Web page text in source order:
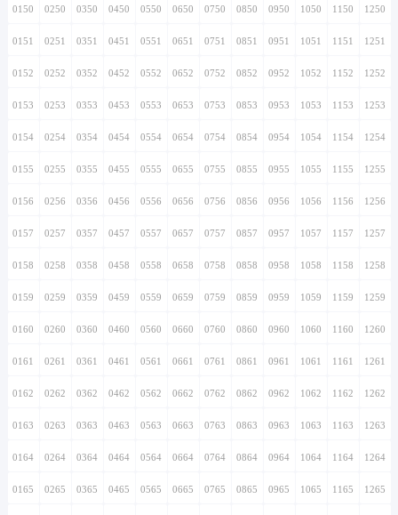
0150 0250 0350 0450 0550 0650 0750 0850 0950 1050 1150 1250
0151 0251 0351 0451 0551 0651 0751 0851 0951 1051 1151 1251
0152 0252 0352 0452 0552 0652 0752 0852 0952 1052 1152 1252
0153 0253 0353 0453 0553 0653 0753 0853 0953 1053 1153 1253
0154 0254 0354 0454 0554 0654 0754 0854 0954 1054 1154 1254
0155 0255 0355 0455 0555 0655 0755 0855 0955 1055 1155 1255
0156 0256 0356 0456 0556 0656 0756 0856 0956 1056 1156 1256
0157 0257 0357 0457 0557 0657 0757 0857 0957 1057 1157 1257
0158 0258 0358 0458 0558 0658 0758 0858 0958 1058 1158 1258
0159 0259 0359 0459 0559 0659 0759 0859 0959 1059 1159 1259
0160 0260 0360 0460 0560 0660 0760 0860 0960 1060 1160 1260
0161 0261 0361 0461 0561 0661 0761 0861 0961 1061 1161 1261
0162 0262 0362 0462 0562 0662 0762 0862 0962 1062 1162 1262
0163 0263 0363 0463 0563 0663 0763 0863 0963 1063 1163 1263
0164 0264 0364 0464 0564 0664 0764 0864 0964 1064 1164 1264
0165 0265 0365 0465 0565 0665 0765 0865 0965 1065 1165 1265